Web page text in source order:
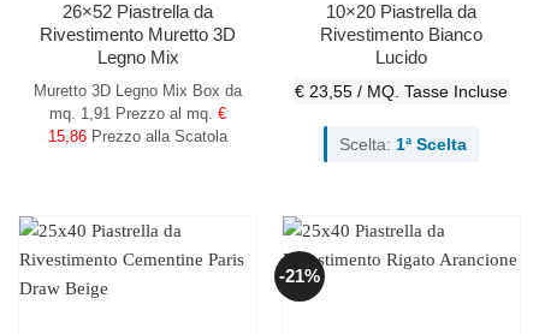
26×52 Piastrella da
Rivestimento Muretto 3D
Legno Mix
Muretto 3D Legno Mix Box da
mq. 1,91 Prezzo al mq. €
15,86 Prezzo alla Scatola
10×20 Piastrella da
Rivestimento Bianco
Lucido
€ 23,55 / MQ. Tasse Incluse
Scelta: 1ª Scelta
-21%